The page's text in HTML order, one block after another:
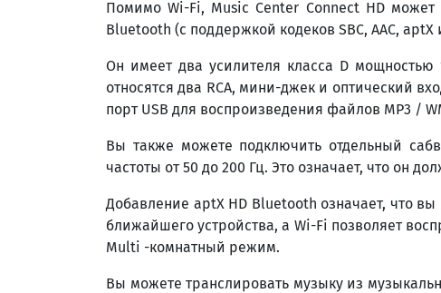
Помимо Wi-Fi, Music Center Connect HD может
Bluetooth (с поддержкой кодеков SBC, AAC, aptX
Он имеет два усилителя класса D
относятся два RCA, мини-джек и оптический
порт USB для воспроизведения файлов MP3 /
Вы также можете подключить отдельный
частоты от 50 до 200 Гц. Это означает, что он
Добавление aptX HD Bluetooth означает, что
ближайшего устройства, а Wi-Fi позволяет
Multi -комнатный режим.
Вы можете транслировать музыку из